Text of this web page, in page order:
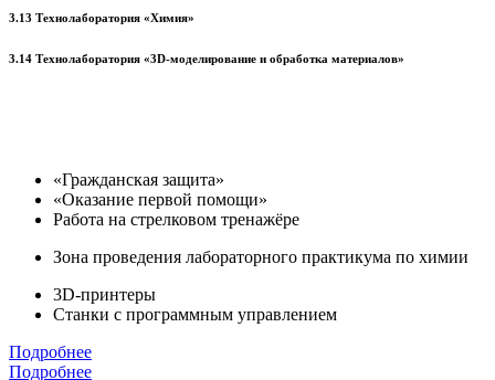
3.13 Технолаборатория «Химия»
3.14 Технолаборатория «3D-моделирование и обработка материалов»
«Гражданская защита»
«Оказание первой помощи»
Работа на стрелковом тренажёре
Зона проведения лабораторного практикума по химии
3D-принтеры
Станки с программным управлением
Подробнее
Подробнее